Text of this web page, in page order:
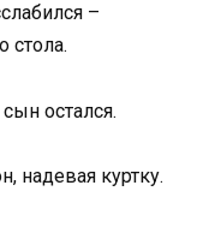
–
стола.
остался.
надевая куртку.